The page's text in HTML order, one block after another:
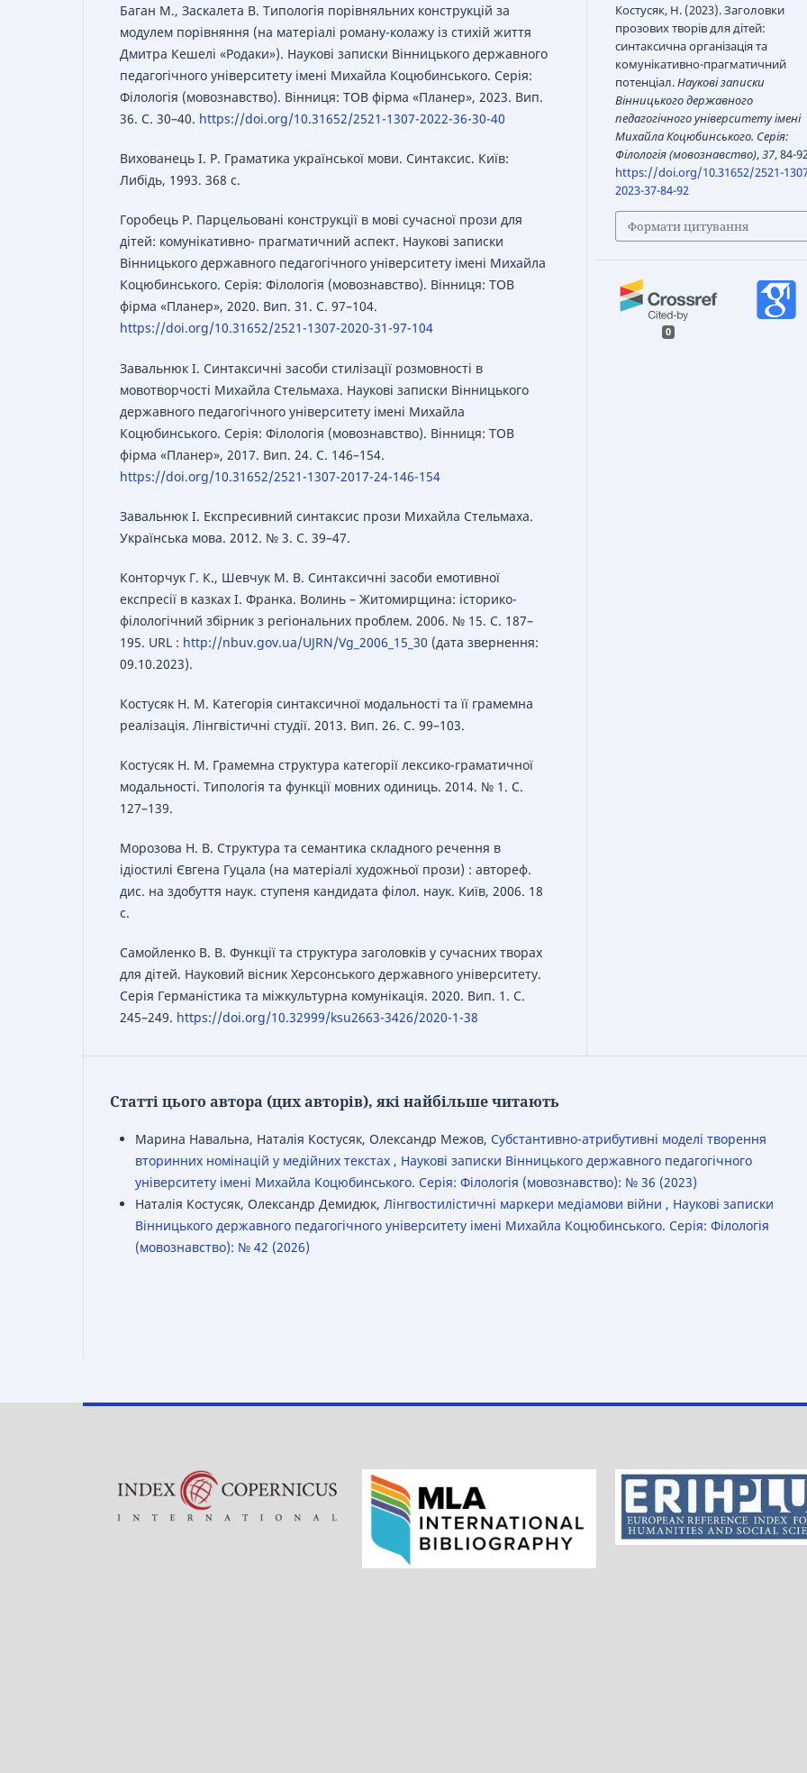
Баган М., Заскалета В. Типологія порівняльних конструкцій за
модулем порівняння (на матеріалі роману-колажу із стихій життя
Дмитра Кешелі «Родаки»). Наукові записки Вінницького державного
педагогічного університету імені Михайла Коцюбинського. Серія:
Філологія (мовознавство). Вінниця: ТОВ фірма «Планер», 2023. Вип.
36. С. 30–40. https://doi.org/10.31652/2521-1307-2022-36-30-40
Вихованець І. Р. Граматика української мови. Синтаксис. Київ:
Либідь, 1993. 368 с.
Горобець Р. Парцельовані конструкції в мові сучасної прози для
дітей: комунікативно- прагматичний аспект. Наукові записки
Вінницького державного педагогічного університету імені Михайла
Коцюбинського. Серія: Філологія (мовознавство). Вінниця: ТОВ
фірма «Планер», 2020. Вип. 31. С. 97–104.
https://doi.org/10.31652/2521-1307-2020-31-97-104
Завальнюк І. Синтаксичні засоби стилізації розмовності в
мовотворчості Михайла Стельмаха. Наукові записки Вінницького
державного педагогічного університету імені Михайла
Коцюбинського. Серія: Філологія (мовознавство). Вінниця: ТОВ
фірма «Планер», 2017. Вип. 24. С. 146–154.
https://doi.org/10.31652/2521-1307-2017-24-146-154
Завальнюк І. Експресивний синтаксис прози Михайла Стельмаха.
Українська мова. 2012. № 3. С. 39–47.
Конторчук Г. К., Шевчук М. В. Синтаксичні засоби емотивної
експресії в казках І. Франка. Волинь – Житомирщина: історико-
філологічний збірник з регіональних проблем. 2006. № 15. С. 187–
195. URL : http://nbuv.gov.ua/UJRN/Vg_2006_15_30 (дата звернення:
09.10.2023).
Костусяк Н. М. Категорія синтаксичної модальності та її грамемна
реалізація. Лінгвістичні студії. 2013. Вип. 26. С. 99–103.
Костусяк Н. М. Грамемна структура категорії лексико-граматичної
модальності. Типологія та функції мовних одиниць. 2014. № 1. С.
127–139.
Морозова Н. В. Структура та семантика складного речення в
ідіостилі Євгена Гуцала (на матеріалі художньої прози) : автореф.
дис. на здобуття наук. ступеня кандидата філол. наук. Київ, 2006. 18
с.
Самойленко В. В. Функції та структура заголовків у сучасних творах
для дітей. Науковий вісник Херсонського державного університету.
Серія Германістика та міжкультурна комунікація. 2020. Вип. 1. С.
245–249. https://doi.org/10.32999/ksu2663-3426/2020-1-38
Костусяк, Н. (2023). Заголовки
прозових творів для дітей:
синтаксична організація та
комунікативно-прагматичний
потенціал.Наукові записки
Вінницького державного
педагогічного університету імені
Михайла Коцюбинського. Серія:
Філологія (мовознавство),37, 84-
https://doi.org/10.31652/2521-
2023-37-84-92
Формати цитування
0
Статті цього автора (цих авторів), які найбільше читають
Марина Навальна, Наталія Костусяк, Олександр Межов, Субстантивно-атрибутивні моделі творення
вторинних номінацій у медійних текстах , Наукові записки Вінницького державного педагогічного
університету імені Михайла Коцюбинського. Серія: Філологія (мовознавство): № 36 (2023)
Наталія Костусяк, Олександр Демидюк, Лінгвостилістичні маркери медіамови війни , Наукові записки
Вінницького державного педагогічного університету імені Михайла Коцюбинського. Серія: Філологія
(мовознавство): № 42 (2026)